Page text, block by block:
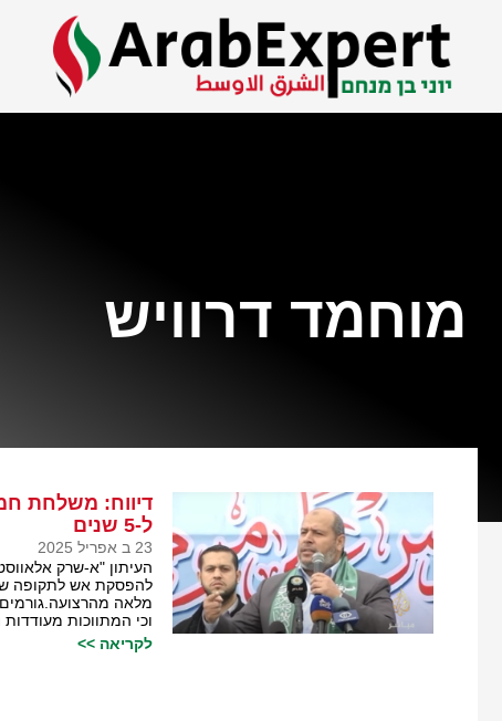
מוחמד דרוויש
דיווח: משלחת
ל-5 שנים
23 ב אפריל 2025
העיתון "א-שרק
מלאה מהרצועה.גורמים
וכי המתווכות
לקריאה >>